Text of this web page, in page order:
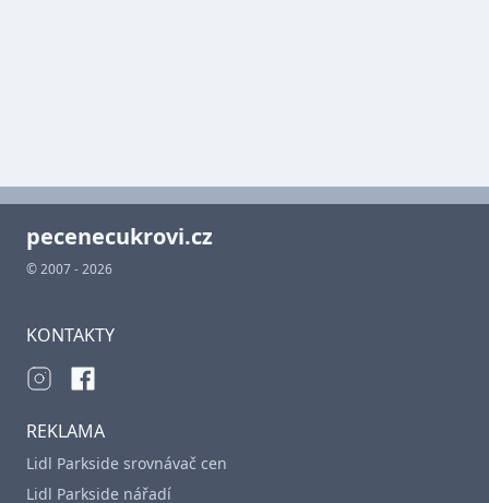
pecenecukrovi.cz
© 2007 - 2026
KONTAKTY
REKLAMA
Lidl Parkside srovnávač cen
Lidl Parkside nářadí